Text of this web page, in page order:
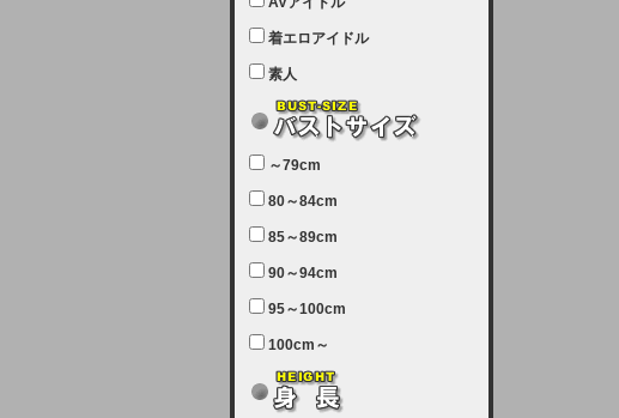
2025-07-05 (土)
【サーバーメンテナンス完了のお知
本日、サーバーメンテナンスのため
ユーザー様には大変ご迷惑をおかけ
しました。無事、メンテナンスが完
致します。
2025-06-11 (水)
【サーバーメンテナンス実施につい
7月5日（土曜日）午前7：00から午
テナンスを実施します。ユーザー様
にはご迷惑をおかけしますがご理解
着エロアイドル
素人
～79cm
80～84cm
85～89cm
90～94cm
95～100cm
100cm～